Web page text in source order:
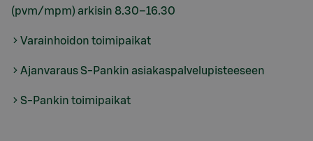
(pvm/mpm) arkisin 8.30–16.30
Varainhoidon toimipaikat
Ajanvaraus S-Pankin asiakaspalvelupisteeseen
S-Pankin toimipaikat